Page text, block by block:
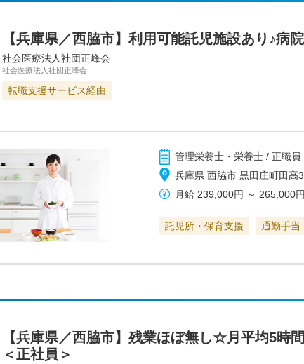
【兵庫県／西脇市】利用可能託児施設あり♪病
社会医療法人社団正峰会
社会医療法人社団正峰会
転職支援サービス経由
管理栄養士・栄養士 / 正職員
兵庫県 西脇市 黒田庄町田高
月給 239,000円 ～ 265,000円
託児所・保育支援 通勤手当
【兵庫県／西脇市】残業ほぼ無し☆月平均5時
＜正社員＞